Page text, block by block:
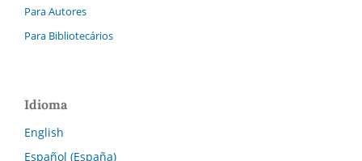
Para Autores
Para Bibliotecários
Idioma
English
Español (España)